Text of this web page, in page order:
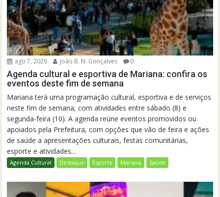
ago 7, 2026 João B. N. Gonçalves 0
Agenda cultural e esportiva de Mariana: confira os
eventos deste fim de semana
Mariana terá uma programação cultural, esportiva e de serviços
neste fim de semana, com atividades entre sábado (8) e
segunda-feira (10). A agenda reúne eventos promovidos ou
apoiados pela Prefeitura, com opções que vão de feira e ações
de saúde a apresentações culturais, festas comunitárias,
esporte e atividades...
Agenda Cultural Destaque Esporte Mariana Saúde